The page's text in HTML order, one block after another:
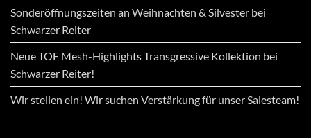
Sonderöffnungszeiten an Weihnachten & Silvester bei
Schwarzer Reiter
Neue TOF Mesh-Highlights Transgressive Kollektion bei
Schwarzer Reiter!
Wir stellen ein! Wir suchen Verstärkung für unser Salesteam!